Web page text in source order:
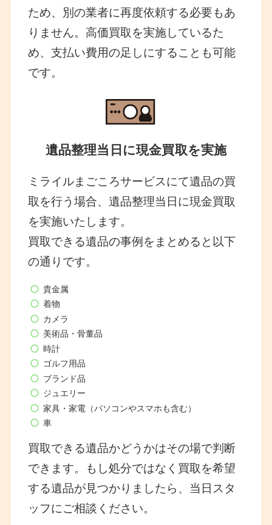
ため、別の業者に再度依頼する必要もあ
りません。高価買取を実施しているた
め、支払い費用の足しにすることも可能
です。
遺品整理当日に現金買取を実施
ミライルまごころサービスにて遺品の買
取を行う場合、遺品整理当日に現金買取
を実施いたします。
買取できる遺品の事例をまとめると以下
の通りです。
貴金属
着物
カメラ
美術品・骨董品
時計
ゴルフ用品
ブランド品
ジュエリー
家具・家電（パソコンやスマホも含む）
車
買取できる遺品かどうかはその場で判断
できます。もし処分ではなく買取を希望
する遺品が見つかりましたら、当日スタ
ッフにご相談ください。